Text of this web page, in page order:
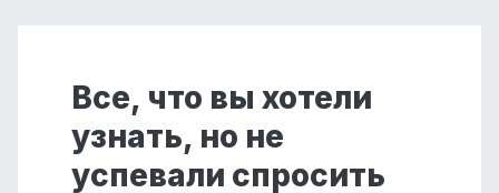
Все, что вы хотели
узнать, но не
успевали спросить